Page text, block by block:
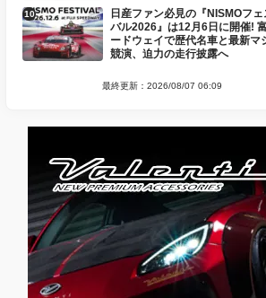
日産ファン必見の『NISMOフェ
バル2026』は12月6日に開催!
ードウェイで歴代名車と最新マ
競演、迫力の走行披露へ
最終更新：2026/08/07 06:09